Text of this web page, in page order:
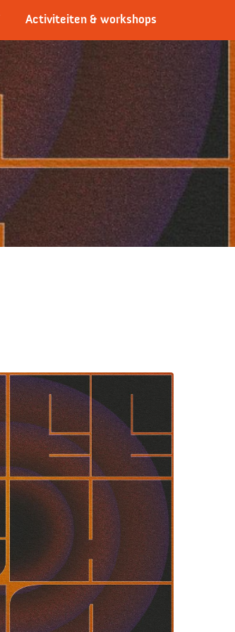
Activiteiten & workshops